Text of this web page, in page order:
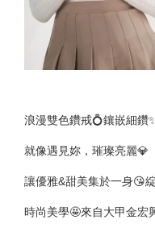
浪漫雙色鑽戒💍鑲嵌細鑽
就像遇見妳，璀璨亮麗💎
讓優雅&甜美集於一身😘
時尚美學🤩來自大甲金宏